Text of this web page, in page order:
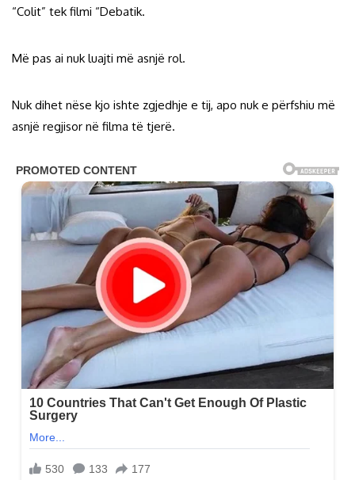
“Colit” tek filmi “Debatik.
Më pas ai nuk luajti më asnjë rol.
Nuk dihet nëse kjo ishte zgjedhje e tij, apo nuk e përfshiu më
asnjë regjisor në filma të tjerë.